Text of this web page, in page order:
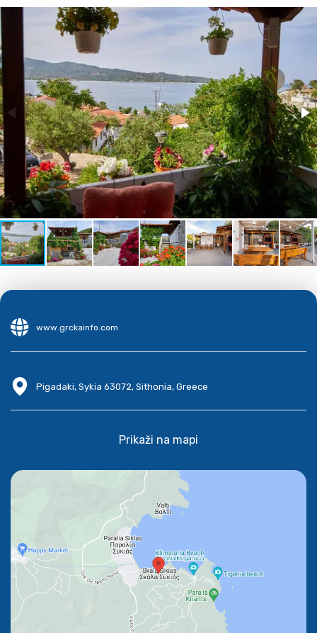
www.grckainfo.com
Pigadaki, Sykia 63072, Sithonia, Greece
Prikaži na mapi